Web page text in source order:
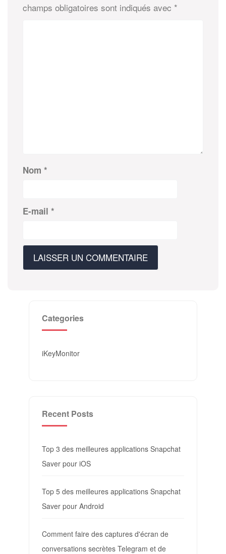
champs obligatoires sont indiqués avec *
Nom *
E-mail *
Categories
iKeyMonitor
Recent Posts
Top 3 des meilleures applications Snapchat
Saver pour iOS
Top 5 des meilleures applications Snapchat
Saver pour Android
Comment faire des captures d'écran de
conversations secrètes Telegram et de